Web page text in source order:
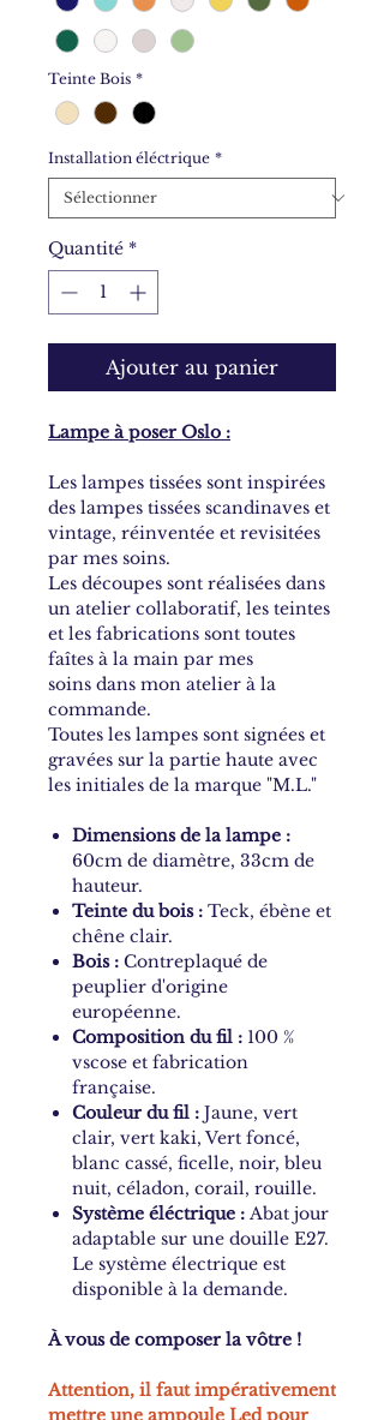
Teinte Bois *
Installation éléctrique *
Quantité *
Ajouter au panier
Lampe à poser Oslo :
Les lampes tissées sont inspirées
des lampes tissées scandinaves et
vintage, réinventée et revisitées
par mes soins.
Les découpes sont réalisées dans
un atelier collaboratif, les teintes
et les fabrications sont toutes
faîtes à la main par mes
soins dans mon atelier à la
commande.
Toutes les lampes sont signées et
gravées sur la partie haute avec
les initiales de la marque "M.L."
Dimensions de la lampe :
60cm de diamètre, 33cm de
hauteur.
Teinte du bois : Teck, ébène et
chêne clair.
Bois : Contreplaqué de
peuplier d'origine
européenne.
Composition du fil : 100 %
vscose et fabrication
française.
Couleur du fil : Jaune, vert
clair, vert kaki, Vert foncé,
blanc cassé, ficelle, noir, bleu
nuit, céladon, corail, rouille.
Système éléctrique : Abat jour
adaptable sur une douille E27.
Le système électrique est
disponible à la demande.
À vous de composer la vôtre !
Attention, il faut impérativement
mettre une ampoule Led pour